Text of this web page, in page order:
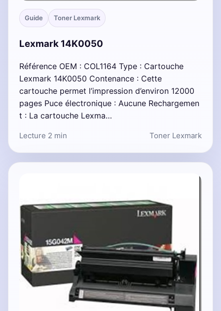
Guide Toner Lexmark
Lexmark 14K0050
Référence OEM : COL1164 Type : Cartouche
Lexmark 14K0050 Contenance : Cette
cartouche permet l’impression d’environ 12000
pages Puce électronique : Aucune Rechargemen
t : La cartouche Lexma…
Lecture 2 min Toner Lexmark